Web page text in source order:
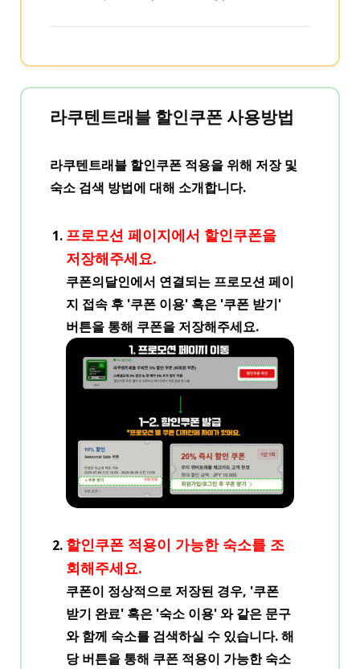
라쿠텐트래블 할인쿠폰 사용방법
라쿠텐트래블 할인쿠폰 적용을 위해 저장 및
숙소 검색 방법에 대해 소개합니다.
프로모션 페이지에서 할인쿠폰을
저장해주세요.
쿠폰의달인에서 연결되는 프로모션 페이
지 접속 후 '쿠폰 이용' 혹은 '쿠폰 받기'
버튼을 통해 쿠폰을 저장해주세요.
할인쿠폰 적용이 가능한 숙소를 조
회해주세요.
쿠폰이 정상적으로 저장된 경우, '쿠폰
받기 완료' 혹은 '숙소 이용' 와 같은 문구
와 함께 숙소를 검색하실 수 있습니다. 해
당 버튼을 통해 쿠폰 적용이 가능한 숙소